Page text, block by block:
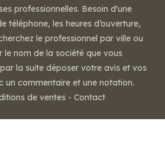
professionnelles. Besoin d'une
téléphone, les heures d’ouverture,
le professionnel par ville ou
nom de la société que vous
la suite déposer votre avis et vos
un commentaire et une notation.
de ventes - Contact